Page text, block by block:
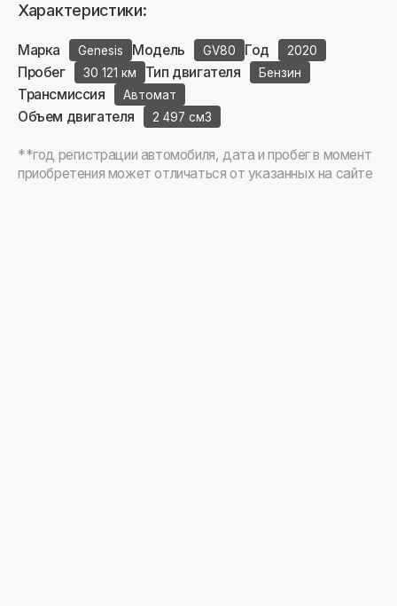
Характеристики:
Марка Genesis Модель GV80 Год 2020
Пробег 30 121 км Тип двигателя Бензин
Трансмиссия Автомат
Объем двигателя 2 497 см3
**год регистрации автомобиля, дата и пробег в момент
приобретения может отличаться от указанных на сайте